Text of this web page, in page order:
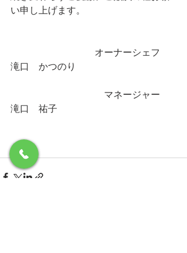
い申し上げます。
オーナーシェフ
滝口　かつのり
マネージャー
滝口　祐子